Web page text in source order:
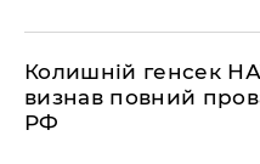
Колишній генсек
визнав повний
РФ